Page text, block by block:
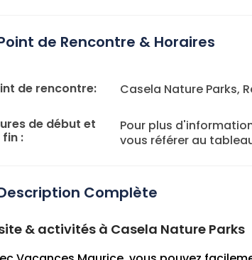
de Rencontre & Horaires
de rencontre: Casela Nature Parks,
de début et
:
Pour plus
vous référer au
Complète
& activités à Casela Nature Parks